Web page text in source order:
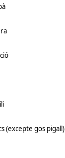
(excepte gos pigall)